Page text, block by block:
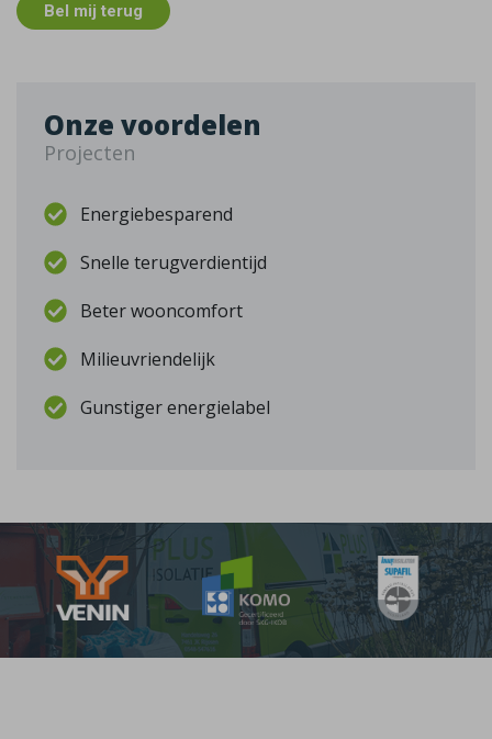
Bel mij terug
Onze voordelen
Projecten
Energiebesparend
Snelle terugverdientijd
Beter wooncomfort
Milieuvriendelijk
Gunstiger energielabel